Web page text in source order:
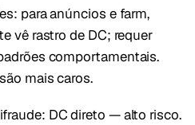
para anúncios e farm,
vê rastro de DC; requer
comportamentais.
mais caros.
DC direto — alto risco.